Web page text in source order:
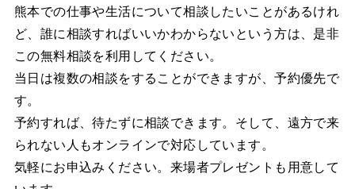
熊本での仕事や生活について相談したいことがあるけれ
ど、誰に相談すればいいかわからないという方は、是非
この無料相談を利用してください。
当日は複数の相談をすることができますが、予約優先で
す。
予約すれば、待たずに相談できます。そして、遠方で来
られない人もオンラインで対応しています。
気軽にお申込みください。来場者プレゼントも用意して